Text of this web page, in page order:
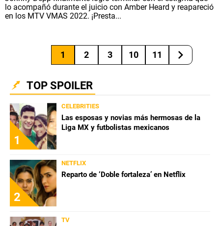
lo acompañó durante el juicio con Amber Heard y reapareció
en los MTV VMAS 2022. ¡Presta...
1 2 3 10 11
TOP SPOILER
1
CELEBRITIES
Las esposas y novias más hermosas de la
Liga MX y futbolistas mexicanos
2
NETFLIX
Reparto de ‘Doble fortaleza’ en Netflix
TV